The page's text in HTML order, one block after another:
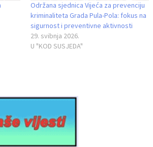
Održana sjednica Vijeća za prevenciju
kriminaliteta Grada Pula-Pola: fokus na
sigurnost i preventivne aktivnosti
29. svibnja 2026.
U "KOD SUSJEDA"